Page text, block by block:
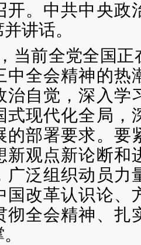
开。中共中央政
讲话。
当前全党全国
中全会精神的热
治自觉，深入学
式现代化全局，
的部署要求。要
新观点新论断和
广泛组织动员力
国改革认识论、
彻全会精神、扎